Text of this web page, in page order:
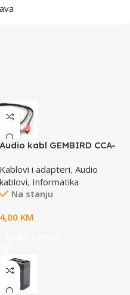
Audio kabl GEMBIRD CCA-
phono, 1,5m
Kablovi i adapteri, Audio
kablovi, Informatika
Na stanju
4,00 KM